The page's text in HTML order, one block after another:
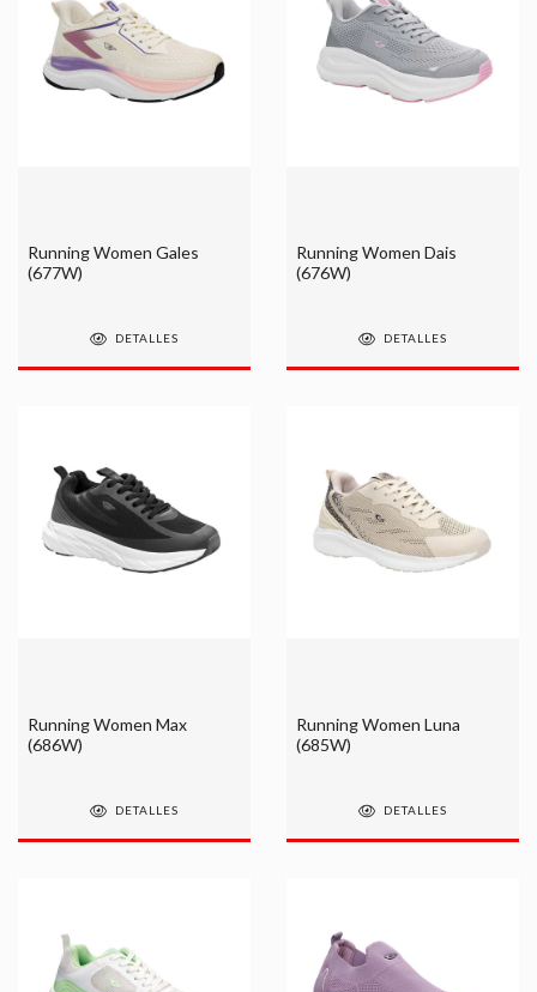
Running Women Gales
(677W)
DETALLES
Running Women Dais
(676W)
DETALLES
Running Women Max
(686W)
DETALLES
Running Women Luna
(685W)
DETALLES